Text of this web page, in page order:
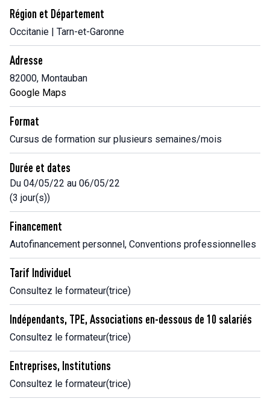
Région et Département
Occitanie | Tarn-et-Garonne
Adresse
82000, Montauban
Google Maps
Format
Cursus de formation sur plusieurs semaines/mois
Durée et dates
Du 04/05/22 au 06/05/22
(3 jour(s))
Financement
Autofinancement personnel, Conventions professionnelles
Tarif Individuel
Consultez le formateur(trice)
Indépendants, TPE, Associations en-dessous de 10 salariés
Consultez le formateur(trice)
Entreprises, Institutions
Consultez le formateur(trice)